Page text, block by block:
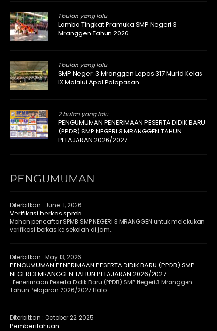
1 bulan yang lalu
Lomba Tingkat Pramuka SMP Negeri 3
Mranggen Tahun 2026
1 bulan yang lalu
SMP Negeri 3 Mranggen Lepas 317 Murid Kelas
IX Melalui Apel Pelepasan
2 bulan yang lalu
PENGUMUMAN PENERIMAAN PESERTA DIDIK BARU
(PPDB) SMP NEGERI 3 MRANGGEN TAHUN
PELAJARAN 2026/2027
PENGUMUMAN
Diterbitkan : June 11, 2026
Verifikasi berkas spmb
Mohon pendaftar SPMB SMP NEGERI 3 MRANGGEN untuk melakukan
verifikasi berkas ke sekolah di jam..
Diterbitkan : May 13, 2026
PENGUMUMAN PENERIMAAN PESERTA DIDIK BARU (PPDB) SMP
NEGERI 3 MRANGGEN TAHUN PELAJARAN 2026/2027
Penerimaan Peserta Didik Baru (PPDB) SMP Negeri 3 Mranggen —
Tahun Pelajaran 2026/2027 Halo..
Diterbitkan : October 22, 2025
Pemberitahuan